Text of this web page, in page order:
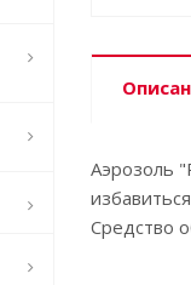
Аэрозоль
Средство